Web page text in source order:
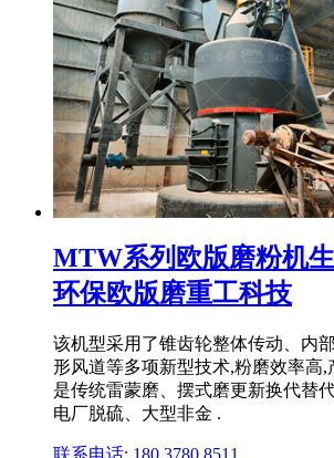
MTW系列欧版磨粉机
环保欧版磨重工科技
该机型采用了锥齿轮整体传动、内
形风道等多项新型技术,粉磨效率高,
是传统雷蒙磨、摆式磨更新换代替
电厂脱硫、大型非金 .
联系电话: 180 3780 8511